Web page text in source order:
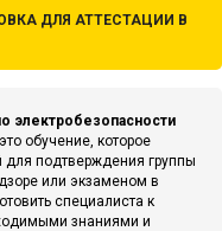
ДЛЯ АТТЕСТАЦИИ В
электробезопасности
обучение, которое
для подтверждения группы
или экзаменом в
специалиста к
знаниями и